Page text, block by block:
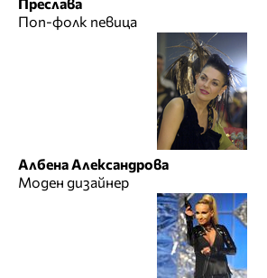
Преслава
Поп-фолк певица
Албена Александрова
Моден дизайнер